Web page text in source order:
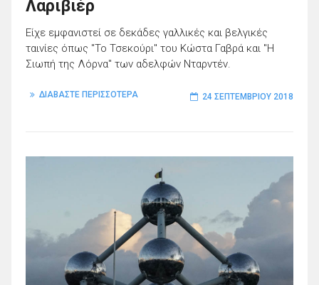
Λαριβιέρ
Είχε εμφανιστεί σε δεκάδες γαλλικές και βελγικές
ταινίες όπως "Το Τσεκούρι" του Κώστα Γαβρά και "Η
Σιωπή της Λόρνα" των αδελφών Νταρντέν.
ΔΙΑΒΑΣΤΕ ΠΕΡΙΣΣΟΤΕΡΑ 24 ΣΕΠΤΕΜΒΡΊΟΥ 2018